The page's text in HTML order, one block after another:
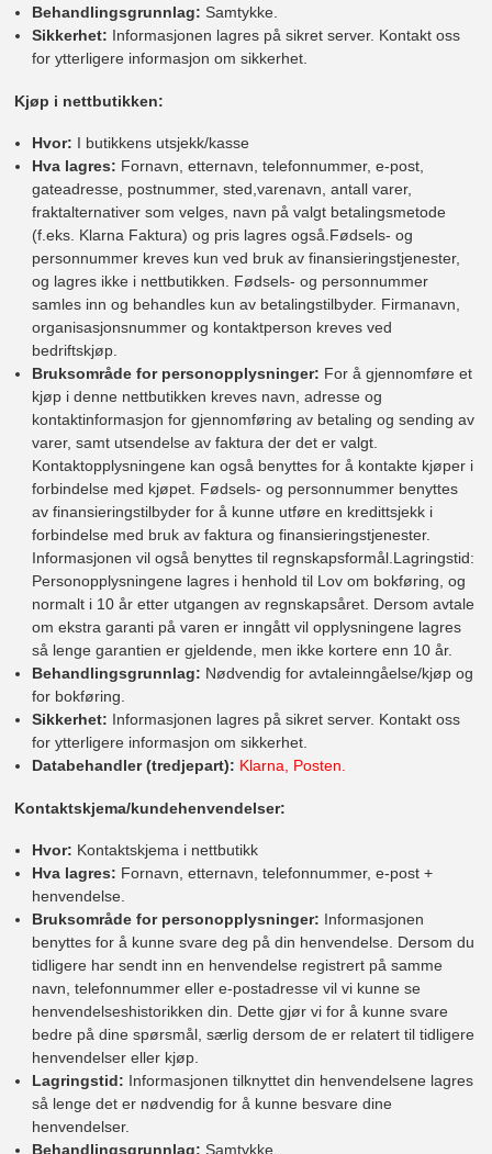
Behandlingsgrunnlag: Samtykke.
Sikkerhet: Informasjonen lagres på sikret server. Kontakt oss
for ytterligere informasjon om sikkerhet.
Kjøp i nettbutikken:
Hvor: I butikkens utsjekk/kasse
Hva lagres: Fornavn, etternavn, telefonnummer, e-post,
gateadresse, postnummer, sted,varenavn, antall varer,
fraktalternativer som velges, navn på valgt betalingsmetode
(f.eks. Klarna Faktura) og pris lagres også.Fødsels- og
personnummer kreves kun ved bruk av finansieringstjenester,
og lagres ikke i nettbutikken. Fødsels- og personnummer
samles inn og behandles kun av betalingstilbyder. Firmanavn,
organisasjonsnummer og kontaktperson kreves ved
bedriftskjøp.
Bruksområde for personopplysninger: For å gjennomføre et
kjøp i denne nettbutikken kreves navn, adresse og
kontaktinformasjon for gjennomføring av betaling og sending av
varer, samt utsendelse av faktura der det er valgt.
Kontaktopplysningene kan også benyttes for å kontakte kjøper i
forbindelse med kjøpet. Fødsels- og personnummer benyttes
av finansieringstilbyder for å kunne utføre en kredittsjekk i
forbindelse med bruk av faktura og finansieringstjenester.
Informasjonen vil også benyttes til regnskapsformål.Lagringstid:
Personopplysningene lagres i henhold til Lov om bokføring, og
normalt i 10 år etter utgangen av regnskapsåret. Dersom avtale
om ekstra garanti på varen er inngått vil opplysningene lagres
så lenge garantien er gjeldende, men ikke kortere enn 10 år.
Behandlingsgrunnlag: Nødvendig for avtaleinngåelse/kjøp og
for bokføring.
Sikkerhet: Informasjonen lagres på sikret server. Kontakt oss
for ytterligere informasjon om sikkerhet.
Databehandler (tredjepart): Klarna, Posten.
Kontaktskjema/kundehenvendelser:
Hvor: Kontaktskjema i nettbutikk
Hva lagres: Fornavn, etternavn, telefonnummer, e-post +
henvendelse.
Bruksområde for personopplysninger: Informasjonen
benyttes for å kunne svare deg på din henvendelse. Dersom du
tidligere har sendt inn en henvendelse registrert på samme
navn, telefonnummer eller e-postadresse vil vi kunne se
henvendelseshistorikken din. Dette gjør vi for å kunne svare
bedre på dine spørsmål, særlig dersom de er relatert til tidligere
henvendelser eller kjøp.
Lagringstid: Informasjonen tilknyttet din henvendelsene lagres
så lenge det er nødvendig for å kunne besvare dine
henvendelser.
Behandlingsgrunnlag: Samtykke.